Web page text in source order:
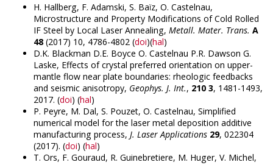
H. Hallberg, F. Adamski, S. Baïz, O. Castelnau,
Microstructure and Property Modifications of Cold Rolled
IF Steel by Local Laser Annealing, Metall. Mater. Trans. A
48(2017) 10, 4786-4802 (doi)(hal)
D.K. Blackman D.E. Boyce O. Castelnau P.R. Dawson G.
Laske, Effects of crystal preferred orientation on upper-
mantle flow near plate boundaries: rheologic feedbacks
and seismic anisotropy, Geophys. J. Int., 210 3, 1481-1493,
2017. (doi) (hal)
P. Peyre, M. Dal, S. Pouzet, O. Castelnau, Simplified
numerical model for the laser metal deposition additive
manufacturing process, J. Laser Applications 29, 022304
(2017). (doi) (hal)
T. Ors, F. Gouraud, R. Guinebretiere, M. Huger, V. Michel,